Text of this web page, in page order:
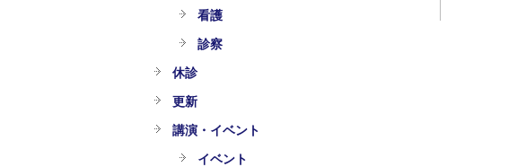
看護
診察
休診
更新
講演・イベント
イベント